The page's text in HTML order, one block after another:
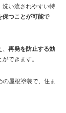
洗い流されやすい特
保つことが可能で
再発を防止する効
できます。
の屋根塗装で、住ま